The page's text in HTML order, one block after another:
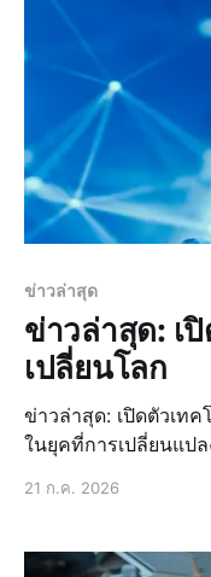
ข่าวล่าสุด
ข่าวล่าสุด: เ
เปลี่ยนโลก
ข่าวล่าสุด: เปิดตัวเท
ในยุคที่การเปลี่ยนแปล
และในวันนี้ ข่าวเด่นวั
21 ก.ค. 2026